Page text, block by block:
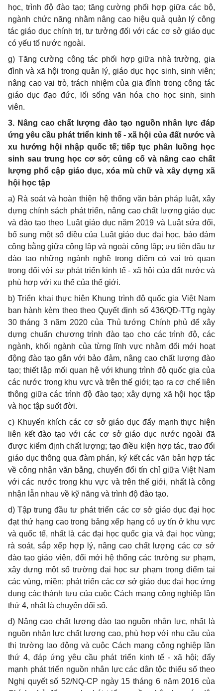
học, trình độ đào tạo; tăng cường phối hợp giữa các bộ,
ngành chức năng nhằm nâng cao hiệu quả quản lý công
tác giáo dục chính trị, tư tưởng đối với các cơ sở giáo dục
có yếu tố nước ngoài.
g) Tăng cường công tác phối hợp giữa nhà trường, gia
đình và xã hội trong quản lý, giáo dục học sinh, sinh viên;
nâng cao vai trò, trách nhiệm của gia đình trong công tác
giáo dục đạo đức, lối sống văn hóa cho học sinh, sinh
viên.
3. Nâng cao chất lượng đào tạo nguồn nhân lực đáp
ứng yêu cầu phát triển kinh tế - xã hội của đất nước và
xu hướng hội nhập quốc tế; tiếp tục phân luồng học
sinh sau trung họccơsở; củng cố và nâng cao chất
lượng phổcập giáo dục, xóa mù chữ và xây dựng xã
hội học tập
a) Rà soát và hoàn thiện hệ thống văn bản pháp luật, xây
dựng chính sách phát triển, nâng cao chất l ượng giáo dục
và đào tạo theo Luật giáo dục năm 2019 và Luật sửa đổi,
bổ sung một số điều của Luật giáo dục đại học, bảo đảm
công bằng giữa công lập và ngoài công lập; ưu tiên đầu tư
đào tạo những ngành nghề trọng điểm có vai trò quan
trọng đối với sự phát triển kinh tế - xã hội của đất nước và
phù hợp với xu thế của thế giới.
b) Triển khai thực hiện Khung trình độ quốc gia Việt Nam
ban hành kèm theo theo Quyết định số 436/QĐ-TTg ngày
30 tháng 3 năm 2020 của Thủ tướng Chính phủ để xây
dựng chuẩn chương trình đào tạo cho các trình độ, các
ngành, khối ngành của từng lĩnh vực nhằm đổi mới hoạt
động đào tạo gắn với bảo đảm, nâng cao chất lượng đào
tạo; thiết lập mối quan hệ với khung trình độ quốc gia của
các nước trong khu vực và trên thế giới; tạo ra cơ chế liên
thông giữa các trình độ đào tạo; xây dựng xã hội học tập
và học tập suốt đời.
c) Khuyến khích các cơ sở giáo dục đẩy mạnh thực hiện
liên kết đào tạo với các cơ sởgiáo dục nước ngoài đã
được kiểm định chất lượng; tạo điều kiện hợp tác, trao đổi
giáo dục thông qua đàm phán, ký kết các văn bản hợp tác
về công nhận văn bằng, chuyển đổi tín chỉ giữa Việt Nam
với các nước trong khu vực và trên thế giới, nhất là công
nhận lẫn nhau về kỹ năng và trình độ đào tạo.
d) Tập trung đầu tư phát triển các cơ sở giáo dục đại học
đạt thứ hạng cao trong bảng xếp hạng có uy tín ở khu vực
và quốc tế, nhất là các đại học quốc gia và đại học vùng;
rà soát, sắp xếp hợp lý, nâng cao chất lượng các cơ sở
đào tạo giáo viên, đổi mới hệ thống các trường sư phạm,
xây dựng một số trường đại học sư phạm trọng điểm tại
các vùng, miền; phát triển các cơ sở giáo dục đại học ứng
dụng các thành tựu của cuộc Cách mạng công nghiệp lần
thứ 4, nhất là chuyển đổi số.
đ) Nâng cao chất l ượng đào tạo nguồn nhân lực, nhất là
nguồn nhân lực chất l ượng cao, phù hợp với nhu cầu của
thị trường lao động và cuộc Cách mạng công nghiệp lần
thứ 4, đáp ứng yêu cầu phát triển kinh tế - xã hội; đẩy
mạnh phát triển nguồn nhân l ực các dân tộc thiểu số theo
Nghị quyết số 52/NQ-CP ngày 15 tháng 6 năm 2016 của